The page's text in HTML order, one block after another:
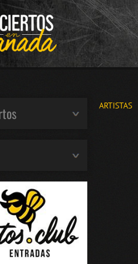
ARTISTAS